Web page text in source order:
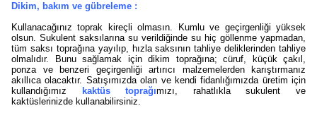
Dikim, bakım ve gübreleme :
Kullanacağınız toprak kireçli olmasın. Kumlu ve geçirgenliği yüksek
olsun. Sukulent saksılarına su verildiğinde su hiç göllenme yapmadan,
tüm saksı toprağına yayılıp, hızla saksının tahliye deliklerinden tahliye
olmalıdır. Bunu sağlamak için dikim toprağına; cüruf, küçük çakıl,
ponza ve benzeri geçirgenliği artırıcı malzemelerden karıştırmanız
akıllıca olacaktır. Satışımızda olan ve kendi fidanlığımızda üretim için
kullandığımız
kaktüs toprağımızı, rahatlıkla sukulent ve
kaktüslerinizde kullanabilirsiniz.